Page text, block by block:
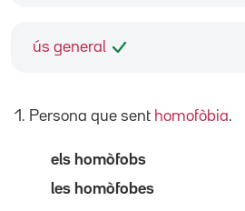
ús general
1. Persona que sent homofòbia.
els homòfobs
les homòfobes